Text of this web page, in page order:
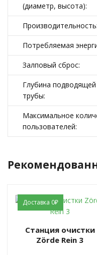
(диаметр, высота):
Производительность:
Потребляемая
Залповый сброс:
Глубина подводящей
трубы:
Максимальное
пользователей:
Доставка 0₽
Станция очистки
Zörde Rein 3